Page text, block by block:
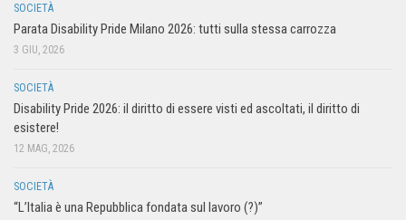
SOCIETÀ
Parata Disability Pride Milano 2026: tutti sulla stessa carrozza
3 GIU, 2026
SOCIETÀ
Disability Pride 2026: il diritto di essere visti ed ascoltati, il diritto di
esistere!
12 MAG, 2026
SOCIETÀ
“L’Italia è una Repubblica fondata sul lavoro (?)”